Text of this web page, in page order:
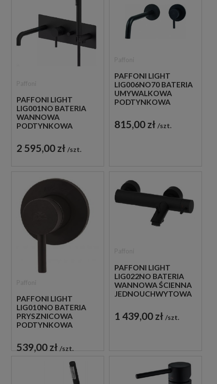
PAFFONI LIGHT
LIG001NO BATERIA
WANNOWA
PODTYNKOWA
CZARNA
2 595,00 zł szt.
PAFFONI LIGHT
LIG006NO70 BATERIA
UMYWALKOWA
PODTYNKOWA
CZARNA
815,00 zł szt.
PAFFONI LIGHT
LIG010NO BATERIA
PRYSZNICOWA
PODTYNKOWA
CZARNA
539,00 zł szt.
PAFFONI LIGHT
LIG022NO BATERIA
WANNOWA ŚCIENNA
JEDNOUCHWYTOWA
1 439,00 zł szt.